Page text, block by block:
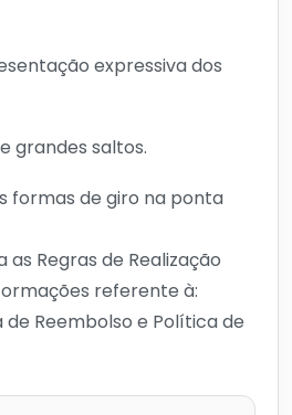
expressiva dos
grandes saltos.
formas de giro na ponta
as Regras de Realização
referente à:
Reembolso e Política de